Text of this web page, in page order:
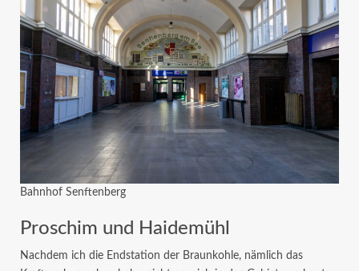
Bahnhof Senftenberg
Proschim und Haidemühl
Nachdem ich die Endstation der Braunkohle, nämlich das